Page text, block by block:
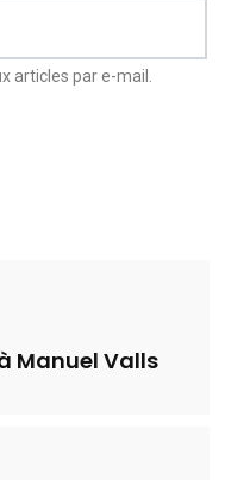
articles par e-mail.
Manuel Valls